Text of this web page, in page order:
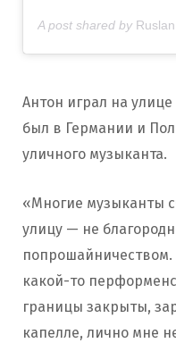
A post shared by
Антон играл на
был в Германии и
уличного музыканта.
«Многие музыканты
улицу — не
попрошайничеством.
какой-то
границы закрыты,
капелле, лично мне